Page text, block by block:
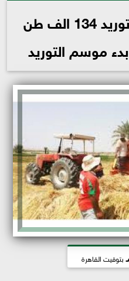
تموين كفر الشيخ : توريد 134 الف طن
موسم التوريد
بتوقيت القاهرة